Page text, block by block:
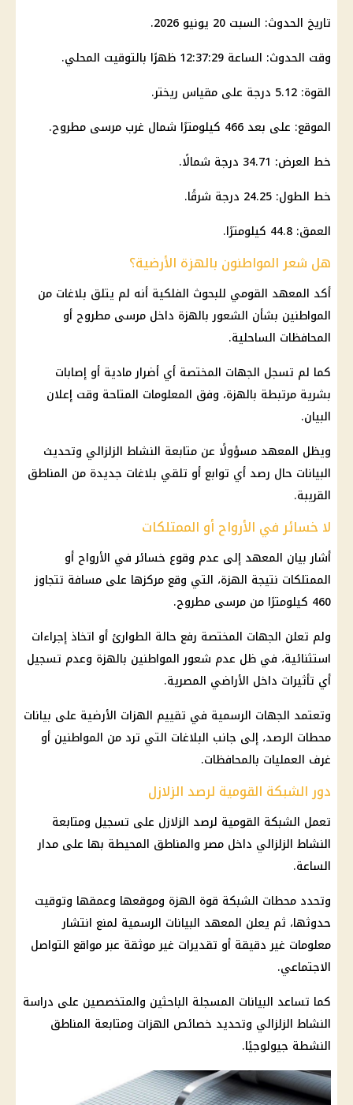
تاريخ الحدوث: السبت 20 يونيو 2026.
وقت الحدوث: الساعة 12:37:29 ظهرًا بالتوقيت المحلي.
القوة: 5.12 درجة على مقياس ريختر.
الموقع: على بعد 466 كيلومترًا شمال غرب مرسى مطروح.
خط العرض: 34.71 درجة شمالًا.
خط الطول: 24.25 درجة شرقًا.
العمق: 44.8 كيلومترًا.
هل شعر المواطنون بالهزة الأرضية؟
أكد المعهد القومي للبحوث الفلكية أنه لم يتلق بلاغات من
المواطنين بشأن الشعور بالهزة داخل مرسى مطروح أو
المحافظات الساحلية.
كما لم تسجل الجهات المختصة أي أضرار مادية أو إصابات
بشرية مرتبطة بالهزة، وفق المعلومات المتاحة وقت إعلان
البيان.
ويظل المعهد مسؤولًا عن متابعة النشاط الزلزالي وتحديث
البيانات حال رصد أي توابع أو تلقي بلاغات جديدة من المناطق
القريبة.
لا خسائر في الأرواح أو الممتلكات
أشار بيان المعهد إلى عدم وقوع خسائر في الأرواح أو
الممتلكات نتيجة الهزة، التي وقع مركزها على مسافة تتجاوز
460 كيلومترًا من مرسى مطروح.
ولم تعلن الجهات المختصة رفع حالة الطوارئ أو اتخاذ إجراءات
استثنائية، في ظل عدم شعور المواطنين بالهزة وعدم تسجيل
أي تأثيرات داخل الأراضي المصرية.
وتعتمد الجهات الرسمية في تقييم الهزات الأرضية على بيانات
محطات الرصد، إلى جانب البلاغات التي ترد من المواطنين أو
غرف العمليات بالمحافظات.
دور الشبكة القومية لرصد الزلازل
تعمل الشبكة القومية لرصد الزلازل على تسجيل ومتابعة
النشاط الزلزالي داخل مصر والمناطق المحيطة بها على مدار
الساعة.
وتحدد محطات الشبكة قوة الهزة وموقعها وعمقها وتوقيت
حدوثها، ثم يعلن المعهد البيانات الرسمية لمنع انتشار
معلومات غير دقيقة أو تقديرات غير موثقة عبرمواقع التواصل
الاجتماعي.
كما تساعد البيانات المسجلة الباحثين والمتخصصين على دراسة
النشاط الزلزالي وتحديد خصائص الهزات ومتابعة المناطق
النشطة جيولوجيًا.